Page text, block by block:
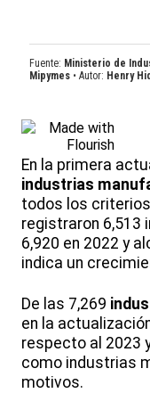
En la primera
industrias
todos los
registraron 6,513
6,920 en 2022 y
indica un
De las 7,269
en la
respecto al 2023
como industrias
motivos.